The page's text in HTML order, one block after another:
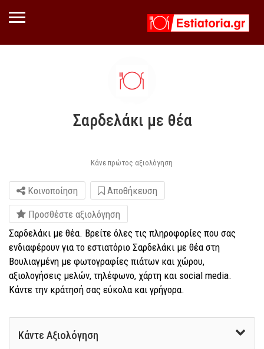
Σαρδελάκι με θέα
Κάνε πρώτος αξιολόγηση
Κοινοποίηση
Αποθήκευση
Προσθέστε αξιολόγηση
Σαρδελάκι με θέα. Βρείτε όλες τις πληροφορίες που σας
ενδιαφέρουν για το εστιατόριο Σαρδελάκι με θέα στη
Βουλιαγμένη με φωτογραφίες πιάτων και χώρου,
αξιολογήσεις μελών, τηλέφωνο, χάρτη και social media.
Κάντε την κράτησή σας εύκολα και γρήγορα.
Κάντε Αξιολόγηση